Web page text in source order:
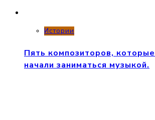
Истории
Пять композиторов,
начали заниматься музыкой.